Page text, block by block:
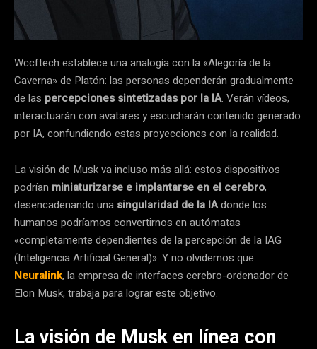
Wccftech establece una analogía con la «Alegoría de la
Caverna» de Platón: las personas dependerán gradualmente
de las percepciones sintetizadas por la IA. Verán vídeos,
interactuarán con avatares y escucharán contenido generado
por IA, confundiendo estas proyecciones con la realidad.
La visión de Musk va incluso más allá: estos dispositivos
podrían miniaturizarse e implantarse en el cerebro,
desencadenando una singularidad de la IAdonde los
humanos podríamos convertirnos en autómatas
«completamente dependientes de la percepción de la IAG
(Inteligencia Artificial General)». Y no olvidemos que
Neuralink, la empresa de interfaces cerebro-ordenador de
Elon Musk, trabaja para lograr este objetivo.
La visión de Musk en línea con